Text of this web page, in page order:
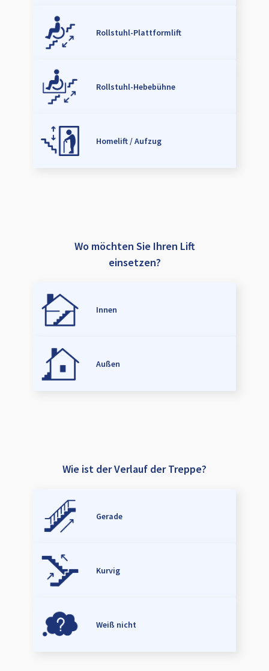
Rollstuhl-Plattformlift
Rollstuhl-Hebebühne
Homelift / Aufzug
Wo möchten Sie Ihren Lift
einsetzen?
Innen
Außen
Wie ist der Verlauf der Treppe?
Gerade
Kurvig
Weiß nicht